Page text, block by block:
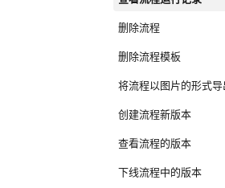
删除流程
删除流程模板
将流程以图片的形式导
创建流程新版本
查看流程的版本
下线流程中的版本